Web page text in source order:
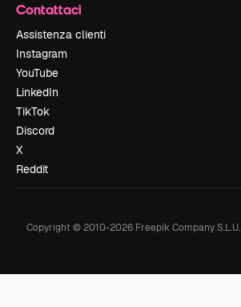
Contattaci
Assistenza clienti
Instagram
YouTube
LinkedIn
TikTok
Discord
X
Reddit
Copyright © 2010-2026Freepik Company S.L.U.